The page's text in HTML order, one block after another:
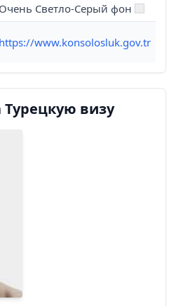
Очень Светло-Серый фон
https://www.konsolosluk.gov.tr
визу